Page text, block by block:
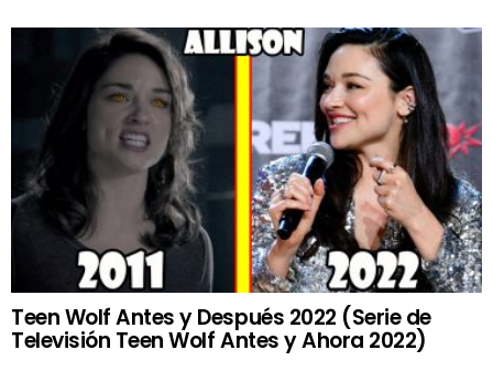
Teen Wolf Antes y Después 2022 (Serie de
Televisión Teen Wolf Antes y Ahora 2022)